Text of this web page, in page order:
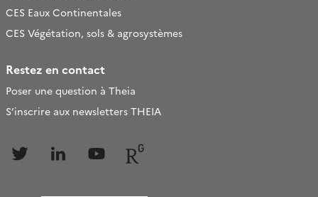
CES Eaux Continentales
CES Végétation, sols & agrosystèmes
Restez en contact
Poser une question à Theia
S’inscrire aux newsletters THEIA
Follow Follow